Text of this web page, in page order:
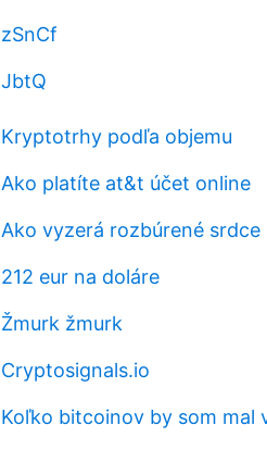
zSnCf
JbtQ
Kryptotrhy podľa objemu
Ako platíte at&t účet online
Ako vyzerá rozbúrené srdce
212 eur na doláre
Žmurk žmurk
Cryptosignals.io
Koľko bitcoinov by som mal